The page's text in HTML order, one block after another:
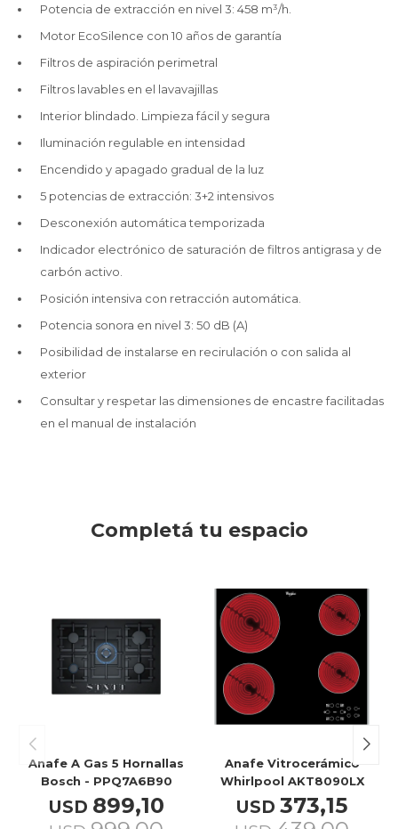
Potencia de extracción en nivel 3: 458 m³/h.
Motor EcoSilence con 10 años de garantía
Filtros de aspiración perimetral
Filtros lavables en el lavavajillas
Interior blindado. Limpieza fácil y segura
Iluminación regulable en intensidad
Encendido y apagado gradual de la luz
5 potencias de extracción: 3+2 intensivos
Desconexión automática temporizada
Indicador electrónico de saturación de filtros antigrasa y de
carbón activo.
Posición intensiva con retracción automática.
Potencia sonora en nivel 3: 50 dB (A)
Posibilidad de instalarse en recirulación o con salida al
exterior
Consultar y respetar las dimensiones de encastre facilitadas
en el manual de instalación
Completá tu espacio
Anafe A Gas 5 Hornallas
Bosch - PPQ7A6B90
USD 899,10
Anafe Vitrocerámico
Whirlpool AKT8090LX
USD 373,15